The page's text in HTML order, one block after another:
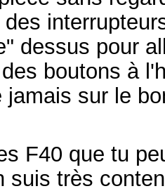
des
dessus pour
boutons à
jamais sur le
F40 que tu
suis très